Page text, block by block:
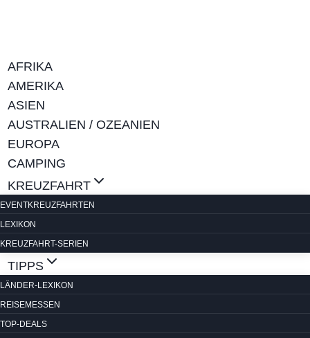
AFRIKA
AMERIKA
ASIEN
AUSTRALIEN / OZEANIEN
EUROPA
CAMPING
KREUZFAHRT
EVENTKREUZFAHRTEN
LEXIKON
KREUZFAHRT-SERIEN
TIPPS
LÄNDER-LEXIKON
REISEMESSEN
TOP-DEALS